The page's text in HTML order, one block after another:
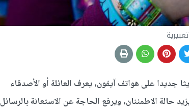
تعبيرية
جديدا على هواتف آيفون، يعرف العائلة أو الأصدقاء
الاطمئنان، ويرفع الحاجة عن الاستعانة بالرسائل